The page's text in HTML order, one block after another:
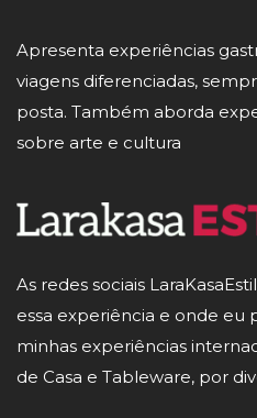
Apresenta experiências
viagens diferenciadas,
posta. Também aborda
sobre arte e cultura
As redes sociais
essa experiência e onde eu
minhas experiências
de Casa e Tableware, por